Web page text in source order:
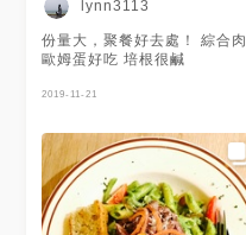
lynn3113
份量大，聚餐好去處！ 綜合肉
歐姆蛋好吃 培根很鹹
2019-11-21